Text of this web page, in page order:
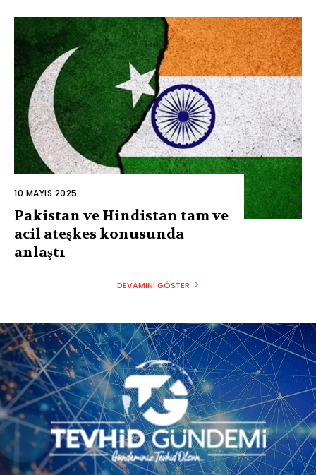
10 MAYIS 2025
Pakistan ve Hindistan tam ve
acil ateşkes konusunda
anlaştı
DEVAMINI GÖSTER